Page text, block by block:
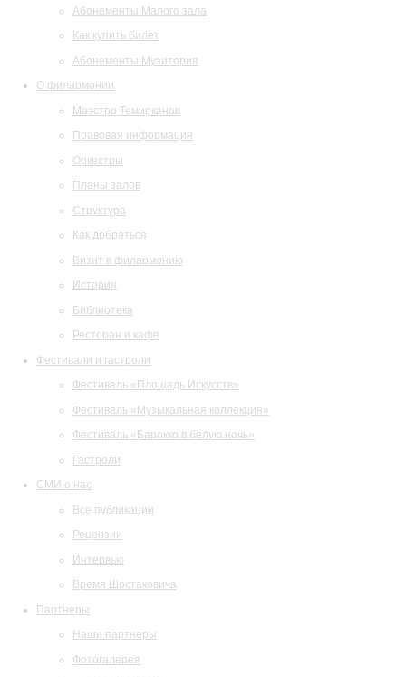
Абонементы Малого зала
Как купить билет
Абонементы Музитория
О филармонии
Маэстро Темирканов
Правовая информация
Оркестры
Планы залов
Структура
Как добраться
Визит в филармонию
История
Библиотека
Ресторан и кафе
Фестивали и гастроли
Фестиваль «Площадь Искусств»
Фестиваль «Музыкальная коллекция»
Фестиваль «Барокко в белую ночь»
Гастроли
СМИ о нас
Все публикации
Рецензии
Интервью
Время Шостаковича
Партнеры
Наши партнеры
Фотогалерея